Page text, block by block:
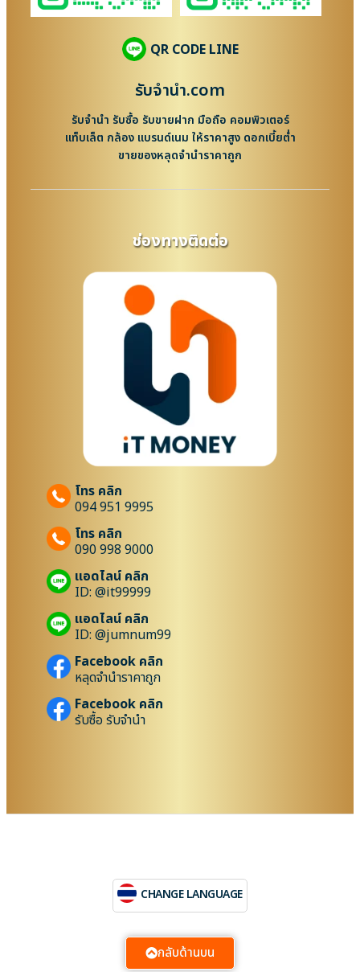
QR CODE LINE
รับจํานํา.com
รับจำนำ รับซื้อ รับขายฝาก มือถือ คอมพิวเตอร์
แท็บเล็ต กล้อง แบรนด์เนม ให้ราคาสูง ดอกเบี้ยต่ำ
ขายของหลุดจำนำราคาถูก
ช่องทางติดต่อ
โทร คลิก
094 951 9995
โทร คลิก
090 998 9000
แอดไลน์ คลิก
ID: @it99999
แอดไลน์ คลิก
ID: @jumnum99
Facebook คลิก
หลุดจำนำราคาถูก
Facebook คลิก
รับซื้อ รับจำนำ
CHANGE LANGUAGE
กลับด้านบน